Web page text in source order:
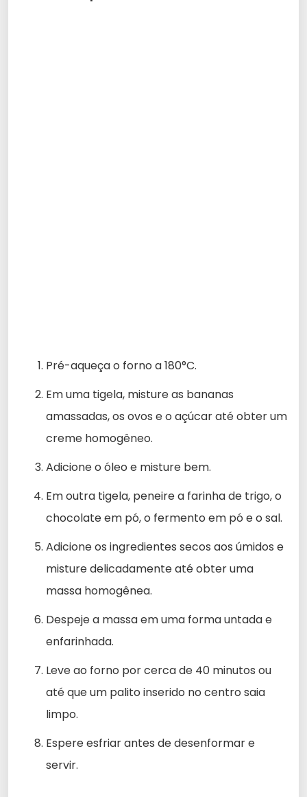
Pré-aqueça o forno a 180°C.
Em uma tigela, misture as bananas
amassadas, os ovos e o açúcar até obter um
creme homogêneo.
Adicione o óleo e misture bem.
Em outra tigela, peneire a farinha de trigo, o
chocolate em pó, o fermento em pó e o sal.
Adicione os ingredientes secos aos úmidos e
misture delicadamente até obter uma
massa homogênea.
Despeje a massa em uma forma untada e
enfarinhada.
Leve ao forno por cerca de 40 minutos ou
até que um palito inserido no centro saia
limpo.
Espere esfriar antes de desenformar e
servir.